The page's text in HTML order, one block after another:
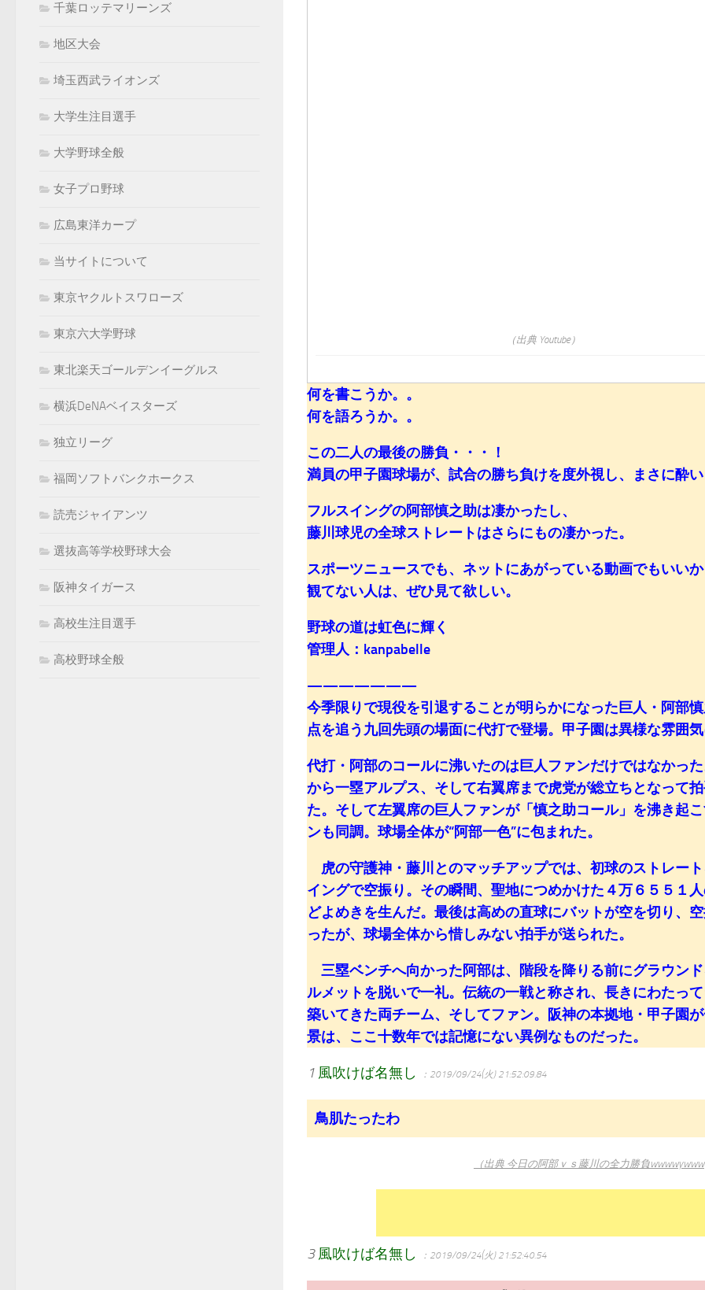
（出典 Youtube）
何を書こうか。。
何を語ろうか。。
この二人の最後の勝負・・・！
満員の甲子園球場が、試合の勝ち負けを度外視し、まさに酔
フルスイングの阿部慎之助は凄かったし、
藤川球児の全球ストレートはさらにもの凄かった。
スポーツニュースでも、ネットにあがっている動画でもいい
観てない人は、ぜひ見て欲しい。
野球の道は虹色に輝く
管理人：kanpabelle
———————
今季限りで現役を引退することが明らかになった巨人・阿部
点を追う九回先頭の場面に代打で登場。甲子園は異様な雰囲
代打・阿部のコールに沸いたのは巨人ファンだけではなかっ
から一塁アルプス、そして右翼席まで虎党が総立ちとなって
た。そして左翼席の巨人ファンが「慎之助コール」を沸き起
ンも同調。球場全体が“阿部一色”に包まれた。
虎の守護神・藤川とのマッチアップでは、初球のストレー
イングで空振り。その瞬間、聖地につめかけた４万６５５１
どよめきを生んだ。最後は高めの直球にバットが空を切り、
ったが、球場全体から惜しみない拍手が送られた。
三塁ベンチへ向かった阿部は、階段を降りる前にグラウン
ルメットを脱いで一礼。伝統の一戦と称され、長きにわたっ
築いてきた両チーム、そしてファン。阪神の本拠地・甲子園
景は、ここ十数年では記憶にない異例なものだった。
1 風吹けば名無し ：2019/09/24(火) 21:52:09.84
鳥肌たったわ
（出典 今日の阿部ｖｓ藤川の全力勝負
3 風吹けば名無し ：2019/09/24(火) 21:52:40.54
千葉ロッテマリーンズ
地区大会
埼玉西武ライオンズ
大学生注目選手
大学野球全般
女子プロ野球
広島東洋カープ
当サイトについて
東京ヤクルトスワローズ
東京六大学野球
東北楽天ゴールデンイーグルス
横浜DeNAベイスターズ
独立リーグ
福岡ソフトバンクホークス
読売ジャイアンツ
選抜高等学校野球大会
阪神タイガース
高校生注目選手
高校野球全般